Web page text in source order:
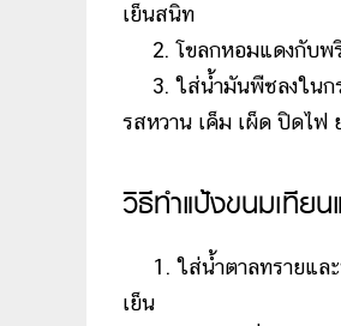
เย็นสนิท
2. โขลกหอมแดงกับพริ
3. ใส่น้ำมันพืชลงในกร
รสหวาน เค็ม เผ็ด ปิดไฟ
วิธีทำแป้งขนมเทียน
1. ใส่น้ำตาลทรายและ
เย็น